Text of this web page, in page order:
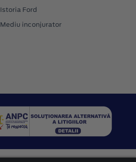
Istoria Ford
Mediu inconjurator